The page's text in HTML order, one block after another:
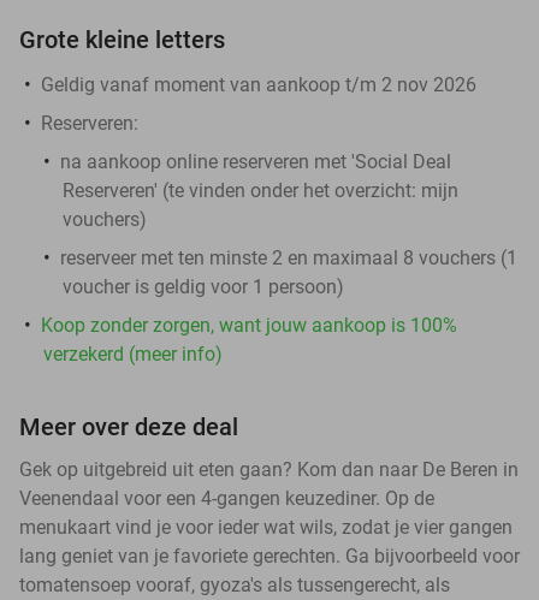
Grote kleine letters
Geldig vanaf moment van aankoop t/m 2 nov 2026
Reserveren:
na aankoop online reserveren met 'Social Deal
Reserveren' (te vinden onder het overzicht: mijn
vouchers)
reserveer met ten minste 2 en maximaal 8 vouchers (1
voucher is geldig voor 1 persoon)
Koop zonder zorgen, want jouw aankoop is 100%
verzekerd (meer info)
Meer over deze deal
Gek op uitgebreid uit eten gaan? Kom dan naar De Beren in
Veenendaal voor een 4-gangen keuzediner. Op de
menukaart vind je voor ieder wat wils, zodat je vier gangen
lang geniet van je favoriete gerechten. Ga bijvoorbeeld voor
tomatensoep vooraf, gyoza's als tussengerecht, als